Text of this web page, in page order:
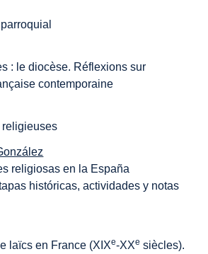
: le diocèse. Réflexions sur
contemporaine
religieuses
religiosas en la España
históricas, actividades y notas
laïcs en France (XIXe-XXe siècles).